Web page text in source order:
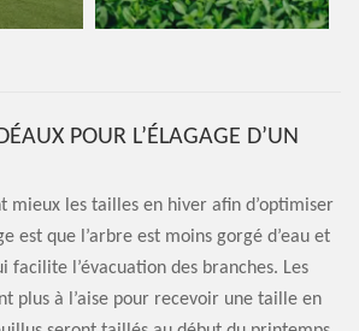
POUR L’ÉLAGAGE D’UN
mieux les tailles en hiver afin d’optimiser
est que l’arbre est moins gorgé d’eau et
facilite l’évacuation des branches. Les
plus à l’aise pour recevoir une taille en